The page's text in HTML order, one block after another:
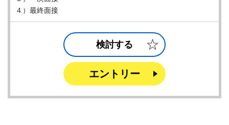
４）最終面接
検討する
エントリー